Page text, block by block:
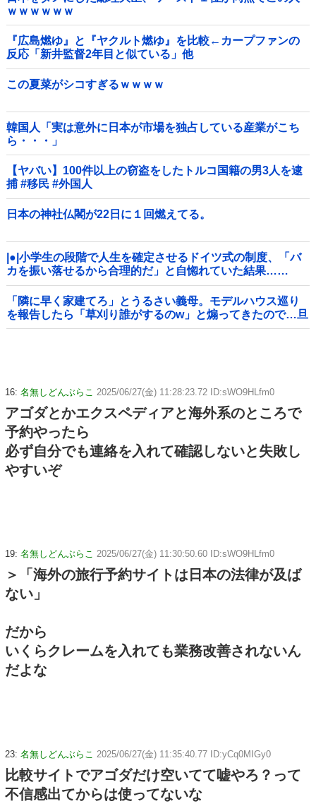
ｗｗｗｗｗｗ
『広島燃ゆ』と『ヤクルト燃ゆ』を比較←カープファンの
反応「新井監督2年目と似ている」他
この夏菜がシコすぎるｗｗｗｗ
韓国人「実は意外に日本が市場を独占している産業がこち
ら・・・」
【ヤバい】100件以上の窃盗をしたトルコ国籍の男3人を逮
捕 #移民 #外国人
日本の神社仏閣が22日に１回燃えてる。
|●|小学生の段階で人生を確定させるドイツ式の制度、「バ
カを振い落せるから合理的だ」と自惚れていた結果……
「隣に早く家建てろ」とうるさい義母。モデルハウス巡り
を報告したら「草刈り誰がするのw」と煽ってきたので…旦
那が放った「一言」に義母オロオロｗｗ←嫌味を逆手にと
16: 名無しどんぶらこ 2025/06/27(金) 11:28:23.72 ID:sWO9HLfm0
アゴダとかエクスペディアと海外系のところで
予約やったら
必ず自分でも連絡を入れて確認しないと失敗し
やすいぞ
19: 名無しどんぶらこ 2025/06/27(金) 11:30:50.60 ID:sWO9HLfm0
＞「海外の旅行予約サイトは日本の法律が及ば
ない」
だから
いくらクレームを入れても業務改善されないん
だよな
23: 名無しどんぶらこ 2025/06/27(金) 11:35:40.77 ID:yCq0MIGy0
比較サイトでアゴダだけ空いてて嘘やろ？って
不信感出てからは使ってないな